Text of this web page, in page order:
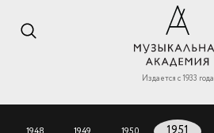
Издается с 1933 года